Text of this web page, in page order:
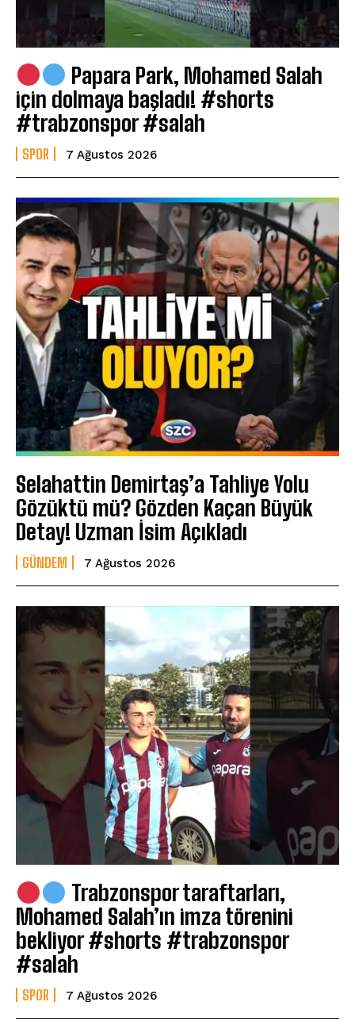
Papara Park, Mohamed Salah
için dolmaya başladı! #shorts
#trabzonspor #salah
SPOR 7 Ağustos 2026
Selahattin Demirtaş’a Tahliye Yolu
Gözüktü mü? Gözden Kaçan Büyük
Detay! Uzman İsim Açıkladı
GÜNDEM 7 Ağustos 2026
Trabzonspor taraftarları,
Mohamed Salah’ın imza törenini
bekliyor #shorts #trabzonspor
#salah
SPOR 7 Ağustos 2026